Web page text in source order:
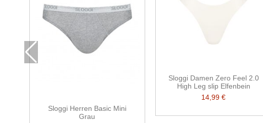
Sloggi Herren Basic Mini
Grau
Sloggi Damen Zero Feel 2.0
High Leg slip Elfenbein
14,99 €